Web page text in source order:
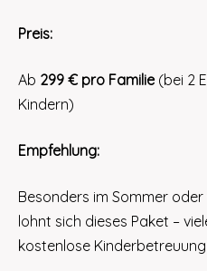
Preis:
Ab 299 € pro Familie(bei 2
Kindern)
Empfehlung:
Besonders im Sommer
lohnt sich dieses Paket –
kostenlose